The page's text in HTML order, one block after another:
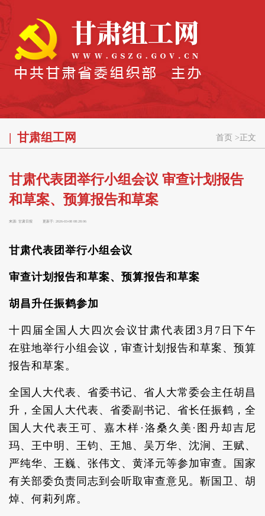
甘肃组工网 首页 > 正文
甘肃代表团举行小组会议 审查计划报告
和草案、预算报告和草案
来源: 甘肃日报 更新于: 2026-03-08 08:28:06
甘肃代表团举行小组会议
审查计划报告和草案、预算报告和草案
胡昌升任振鹤参加
十四届全国人大四次会议甘肃代表团3月7日下午
在驻地举行小组会议，审查计划报告和草案、预算
报告和草案。
全国人大代表、省委书记、省人大常委会主任胡昌
升，全国人大代表、省委副书记、省长任振鹤，全
国人大代表王可、嘉木样·洛桑久美·图丹却吉尼
玛、王中明、王钧、王旭、吴万华、沈涧、王赋、
严纯华、王巍、张伟文、黄泽元等参加审查。国家
有关部委负责同志到会听取审查意见。靳国卫、胡
焯、何莉列席。